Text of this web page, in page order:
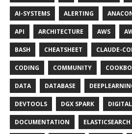
AI-SYSTEMS ALERTING
API ARCHITECTURE AWS
BASH CHEATSHEET CLAUDE-
CODING COMMUNITY
DATA DATABASE
DEVTOOLS DGX SPARK
DOCUMENTATION ELASTICSEARCH